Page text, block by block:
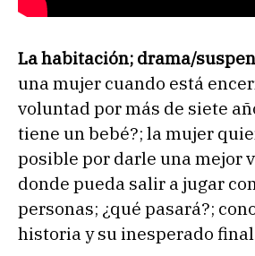
La habitación; drama/
una mujer cuando está
voluntad por más de siete
tiene un bebé?; la mujer
posible por darle una mejor
donde pueda salir a jugar
personas; ¿qué pasará?;
historia y su inesperado